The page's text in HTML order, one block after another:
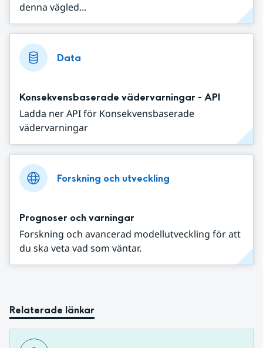
denna vägled...
Data
Konsekvensbaserade vädervarningar - API
Ladda ner API för Konsekvensbaserade
vädervarningar
Forskning och utveckling
Prognoser och varningar
Forskning och avancerad modellutveckling för att
du ska veta vad som väntar.
Relaterade länkar